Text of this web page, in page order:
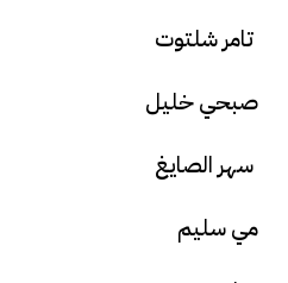
تامر شلتوت
صبحي خليل
سهر الصايغ
مي سليم